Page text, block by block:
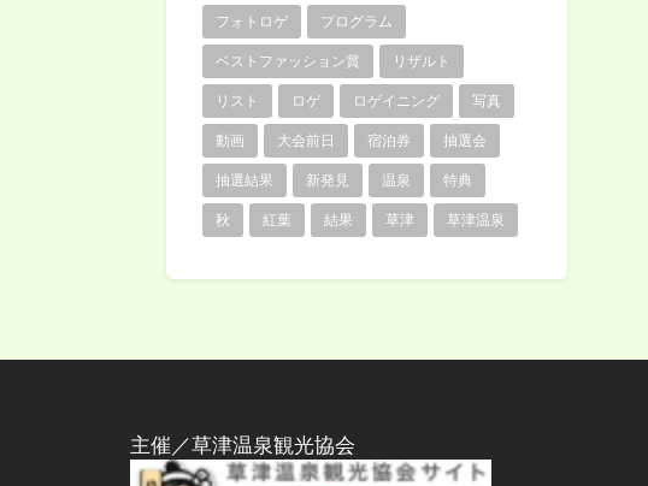
フォトロゲ プログラム
ベストファッション賞 リザルト
リスト ロゲ ロゲイニング 写真
動画 大会前日 宿泊券 抽選会
抽選結果 新発見 温泉 特典
秋 紅葉 結果 草津 草津温泉
主催／草津温泉観光協会